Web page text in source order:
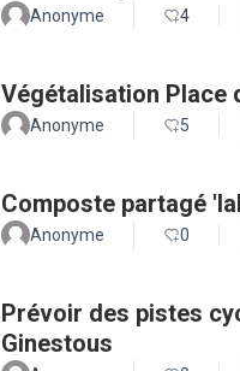
Anonyme 4
Végétalisation Place
Anonyme 5
Composte partagé
Anonyme 0
Prévoir des pistes
Ginestous